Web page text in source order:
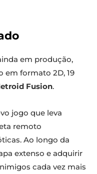
em produção,
em formato 2D, 19
Fusion.
jogo que leva
remoto
Ao longo da
extenso e adquirir
cada vez mais